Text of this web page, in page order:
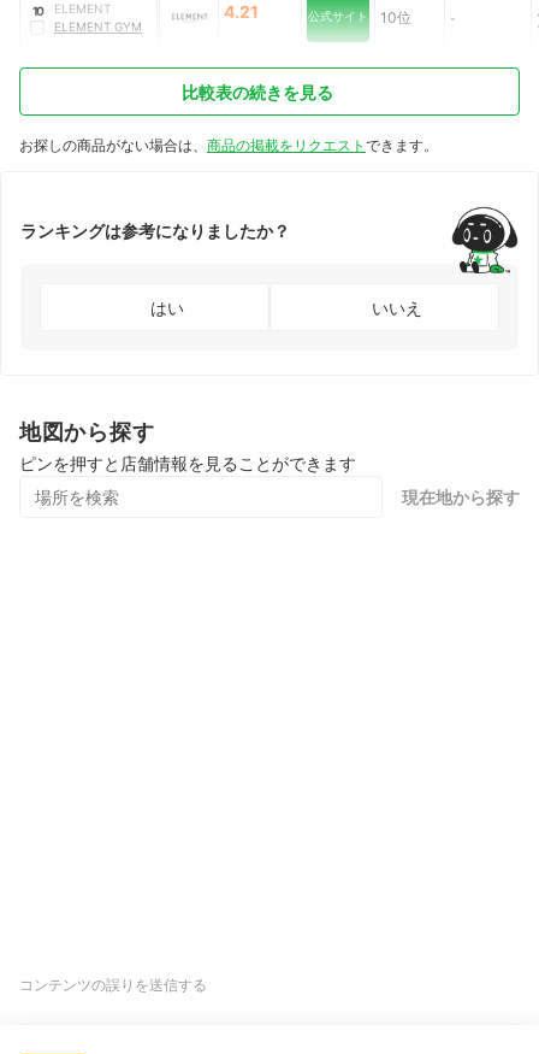
10
ELEMENT
ELEMENT GYM
4.21 公式サイト 10位 -
比較表の続きを見る
お探しの商品がない場合は、 商品の掲載をリクエスト できます。
ランキングは参考になりましたか？
はい いいえ
地図から探す
ピンを押すと店舗情報を見ることができます
現在地から探す
コンテンツの誤りを送信する